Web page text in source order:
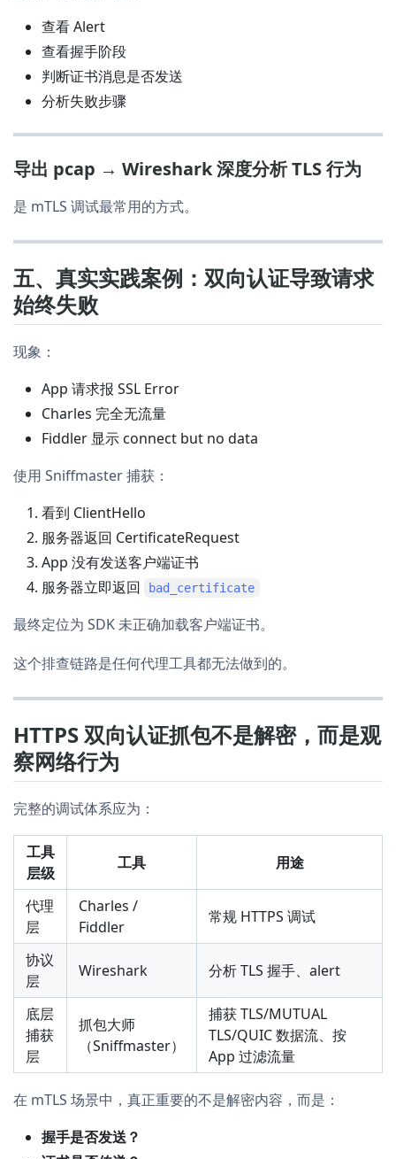
查看 Alert
查看握手阶段
判断证书消息是否发送
分析失败步骤
导出 pcap → Wireshark 深度分析 TLS 行为
是 mTLS 调试最常用的方式。
五、真实实践案例：双向认证导致请求
始终失败
现象：
App 请求报 SSL Error
Charles 完全无流量
Fiddler 显示 connect but no data
使用 Sniffmaster 捕获：
看到 ClientHello
服务器返回 CertificateRequest
App 没有发送客户端证书
服务器立即返回
bad_certificate
最终定位为 SDK 未正确加载客户端证书。
这个排查链路是任何代理工具都无法做到的。
HTTPS 双向认证抓包不是解密，而是观
察网络行为
完整的调试体系应为：
工具
层级
工具 用途
代理
层
Charles /
Fiddler
常规 HTTPS 调试
协议
层
Wireshark 分析 TLS 握手、alert
底层
捕获
层
抓包大师
（Sniffmaster）
捕获 TLS/MUTUAL
TLS/QUIC 数据流、按
App 过滤流量
在 mTLS 场景中，真正重要的不是解密内容，而是：
握手是否发送？